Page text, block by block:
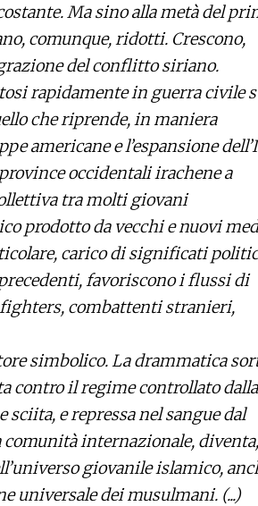
Ma sino alla metà del
comunque, ridotti. Crescono,
del conflitto siriano.
rapidamente in guerra civile
che riprende, in maniera
americane e l’espansione
occidentali irachene a
tra molti giovani
prodotto da vecchi e nuovi
carico di significati
favoriscono i flussi di
combattenti stranieri,
simbolico. La drammatica
contro il regime controllato dalla
e repressa nel sangue dal
internazionale, diventa,
giovanile islamico,
universale dei musulmani. (...)